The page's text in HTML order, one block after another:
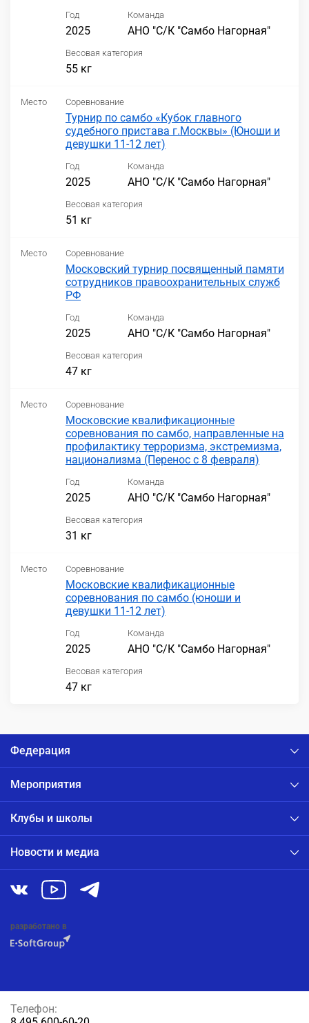
Год
2025
Команда
АНО "С/К "Самбо Нагорная"
Весовая категория
55 кг
Место Соревнование
Турнир по самбо «Кубок главного
судебного пристава г.Москвы» (Юноши и
девушки 11-12 лет)
Год
2025
Команда
АНО "С/К "Самбо Нагорная"
Весовая категория
51 кг
Место Соревнование
Московский турнир посвященный памяти
сотрудников правоохранительных служб
РФ
Год
2025
Команда
АНО "С/К "Самбо Нагорная"
Весовая категория
47 кг
Место Соревнование
Московские квалификационные
соревнования по самбо, направленные на
профилактику терроризма, экстремизма,
национализма (Перенос с 8 февраля)
Год
2025
Команда
АНО "С/К "Самбо Нагорная"
Весовая категория
31 кг
Место Соревнование
Московские квалификационные
соревнования по самбо (юноши и
девушки 11-12 лет)
Год
2025
Команда
АНО "С/К "Самбо Нагорная"
Весовая категория
47 кг
Федерация
Мероприятия
Клубы и школы
Новости и медиа
разработано в
Телефон: